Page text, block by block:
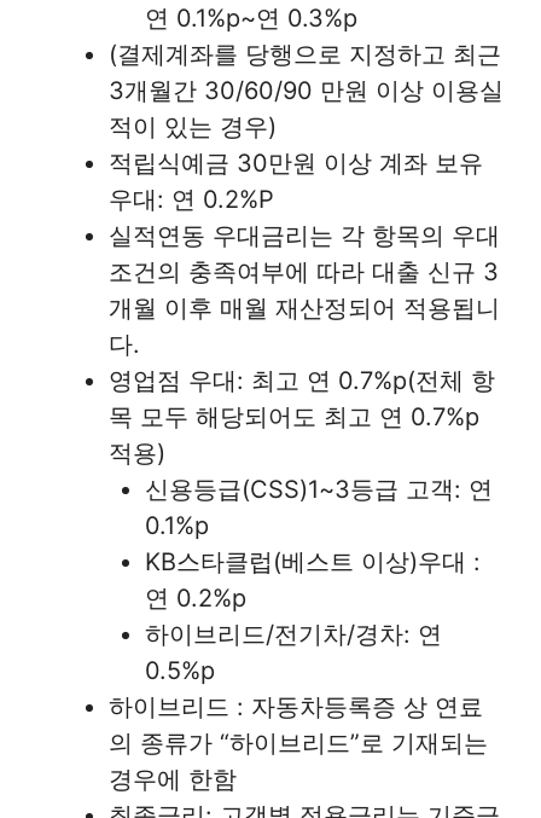
연 0.1%p~연 0.3%p
(결제계좌를 당행으로 지정하고 최근
3개월간 30/60/90 만원 이상 이용실
적이 있는 경우)
적립식예금 30만원 이상 계좌 보유
우대: 연 0.2%P
실적연동 우대금리는 각 항목의 우대
조건의 충족여부에 따라 대출 신규 3
개월 이후 매월 재산정되어 적용됩니
다.
영업점 우대: 최고 연 0.7%p(전체 항
목 모두 해당되어도 최고 연 0.7%p
적용)
신용등급(CSS)1~3등급 고객: 연
0.1%p
KB스타클럽(베스트 이상)우대 :
연 0.2%p
하이브리드/전기차/경차: 연
0.5%p
하이브리드 : 자동차등록증 상 연료
의 종류가 “하이브리드”로 기재되는
경우에 한함